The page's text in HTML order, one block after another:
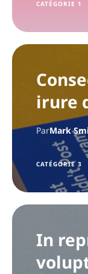
CATÉGORIE 1
irure
ParMark
CATÉGORIE 3
In